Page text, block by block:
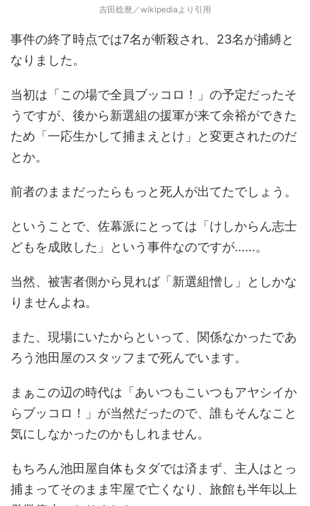
吉田稔麿／wikipediaより引用
事件の終了時点では7名が斬殺され、23名が捕縛と
なりました。
当初は「この場で全員ブッコロ！」の予定だったそ
うですが、後から新選組の援軍が来て余裕ができた
ため「一応生かして捕まえとけ」と変更されたのだ
とか。
前者のままだったらもっと死人が出てたでしょう。
ということで、佐幕派にとっては「けしからん志士
どもを成敗した」という事件なのですが……。
当然、被害者側から見れば「新選組憎し」としかな
りませんよね。
また、現場にいたからといって、関係なかったであ
ろう池田屋のスタッフまで死んでいます。
まぁこの辺の時代は「あいつもこいつもアヤシイか
らブッコロ！」が当然だったので、誰もそんなこと
気にしなかったのかもしれません。
もちろん池田屋自体もタダでは済まず、主人はとっ
捕まってそのまま牢屋で亡くなり、旅館も半年以上